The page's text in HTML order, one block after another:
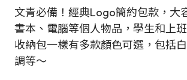
文青必備！經典Logo簡約包款，大
書本、電腦等個人物品，學生和上
收納包一樣有多款顏色可選，包括
調等～